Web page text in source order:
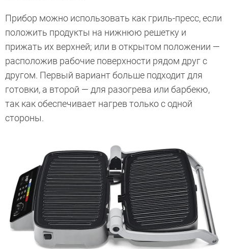
Прибор можно использовать как гриль-пресс, если
положить продукты на нижнюю решетку и
прижать их верхней; или в открытом положении —
расположив рабочие поверхности рядом друг с
другом. Первый вариант больше подходит для
готовки, а второй — для разогрева или барбекю,
так как обеспечивает нагрев только с одной
стороны.